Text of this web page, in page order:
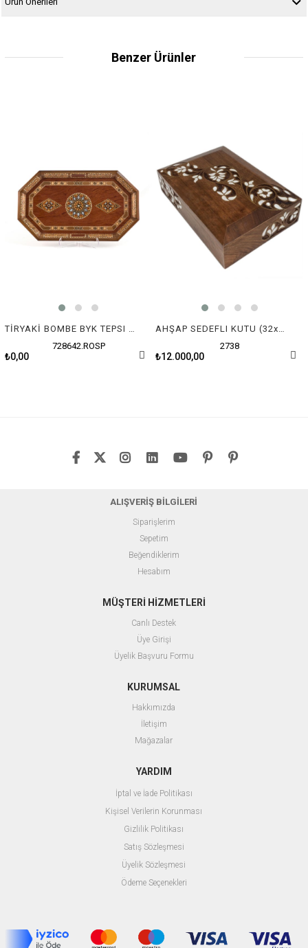
Benzer Ürünler
728642.ROSP
₺0,00
2738
₺12.000,00
ALIŞVERİŞ BİLGİLERİ
Siparişlerim
Sepetim
Beğendiklerim
Hesabım
MÜŞTERİ HİZMETLERİ
Canlı Destek
Üye Girişi
Üyelik Başvuru Formu
KURUMSAL
Hakkımızda
İletişim
Mağazalar
YARDIM
İptal ve İade Politikası
Kişisel Verilerin Korunması
Gizlilik Politikası
Satış Sözleşmesi
Üyelik Sözleşmesi
Ödeme Seçenekleri